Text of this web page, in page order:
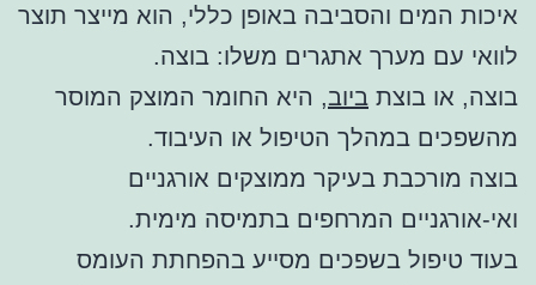
איכות המים והסביבה באופן כללי, הוא מייצר תוצר
לוואי עם מערך אתגרים משלו: בוצה.
בוצה, או בוצת ביוב, היא החומר המוצק המוסר
מהשפכים במהלך הטיפול או העיבוד.
בוצה מורכבת בעיקר ממוצקים אורגניים
ואי-אורגניים המרחפים בתמיסה מימית.
בעוד טיפול בשפכים מסייע בהפחתת העומס